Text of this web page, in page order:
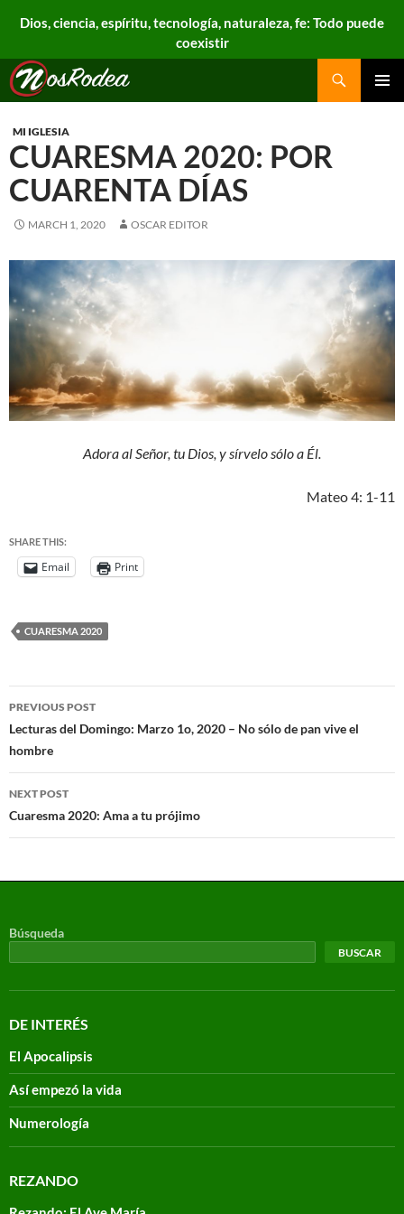
Dios, ciencia, espíritu, tecnología, naturaleza, fe: Todo puede
coexistir
Nos Rodea
Search
MI IGLESIA
CUARESMA 2020: POR
CUARENTA DÍAS
MARCH 1, 2020 OSCAR EDITOR
Adora al Señor, tu Dios, y sírvelo sólo a Él.
Mateo 4: 1-11
SHARE THIS:
Email Print
CUARESMA 2020
PREVIOUS POST
Lecturas del Domingo: Marzo 1o, 2020 – No sólo de pan vive el
hombre
NEXT POST
Cuaresma 2020: Ama a tu prójimo
Búsqueda
BUSCAR
DE INTERÉS
El Apocalipsis
Así empezó la vida
Numerología
REZANDO